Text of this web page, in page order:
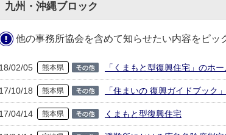
九州・沖縄ブロック
他の事務所協会を含めて知らせたい内容をピッ
18/02/05 熊本県 「くまもと型復興住宅」のホ
17/10/18 熊本県 「住まいの 復興ガイドブック
17/04/14 熊本県 くまもと型復興住宅